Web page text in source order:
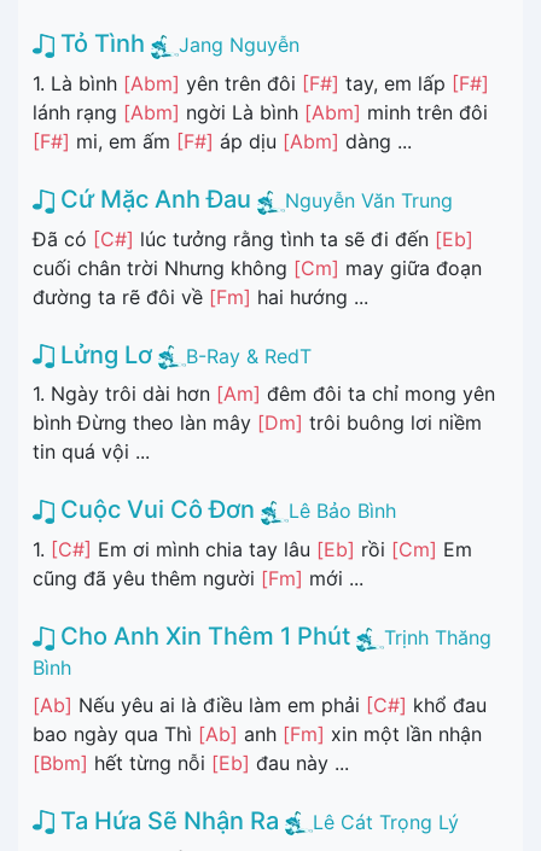
Tỏ Tình
Jang Nguyễn
1. Là bình [Abm] yên trên đôi [F#] tay, em lấp [F#]
lánh rạng [Abm] ngời Là bình [Abm] minh trên đôi
[F#] mi, em ấm [F#] áp dịu [Abm] dàng ...
Cứ Mặc Anh Đau
Nguyễn Văn Trung
Đã có [C#] lúc tưởng rằng tình ta sẽ đi đến [Eb]
cuối chân trời Nhưng không [Cm] may giữa đoạn
đường ta rẽ đôi về [Fm] hai hướng ...
Lửng Lơ
B-Ray & RedT
1. Ngày trôi dài hơn [Am] đêm đôi ta chỉ mong yên
bình Đừng theo làn mây [Dm] trôi buông lơi niềm
tin quá vội ...
Cuộc Vui Cô Đơn
Lê Bảo Bình
1. [C#] Em ơi mình chia tay lâu [Eb] rồi [Cm] Em
cũng đã yêu thêm người [Fm] mới ...
Cho Anh Xin Thêm 1 Phút
Trịnh Thăng
Bình
[Ab] Nếu yêu ai là điều làm em phải [C#] khổ đau
bao ngày qua Thì [Ab] anh [Fm] xin một lần nhận
[Bbm] hết từng nỗi [Eb] đau này ...
Ta Hứa Sẽ Nhận Ra
Lê Cát Trọng Lý